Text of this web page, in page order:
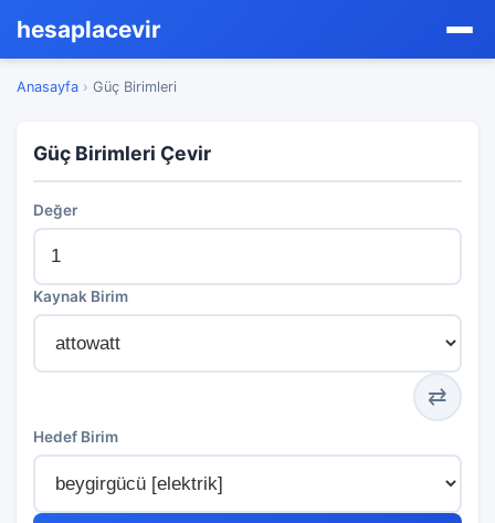
hesaplacevir
Anasayfa › Güç Birimleri
Güç Birimleri Çevir
Değer
Kaynak Birim
⇄
Hedef Birim